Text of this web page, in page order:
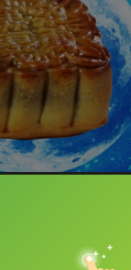
典喔！